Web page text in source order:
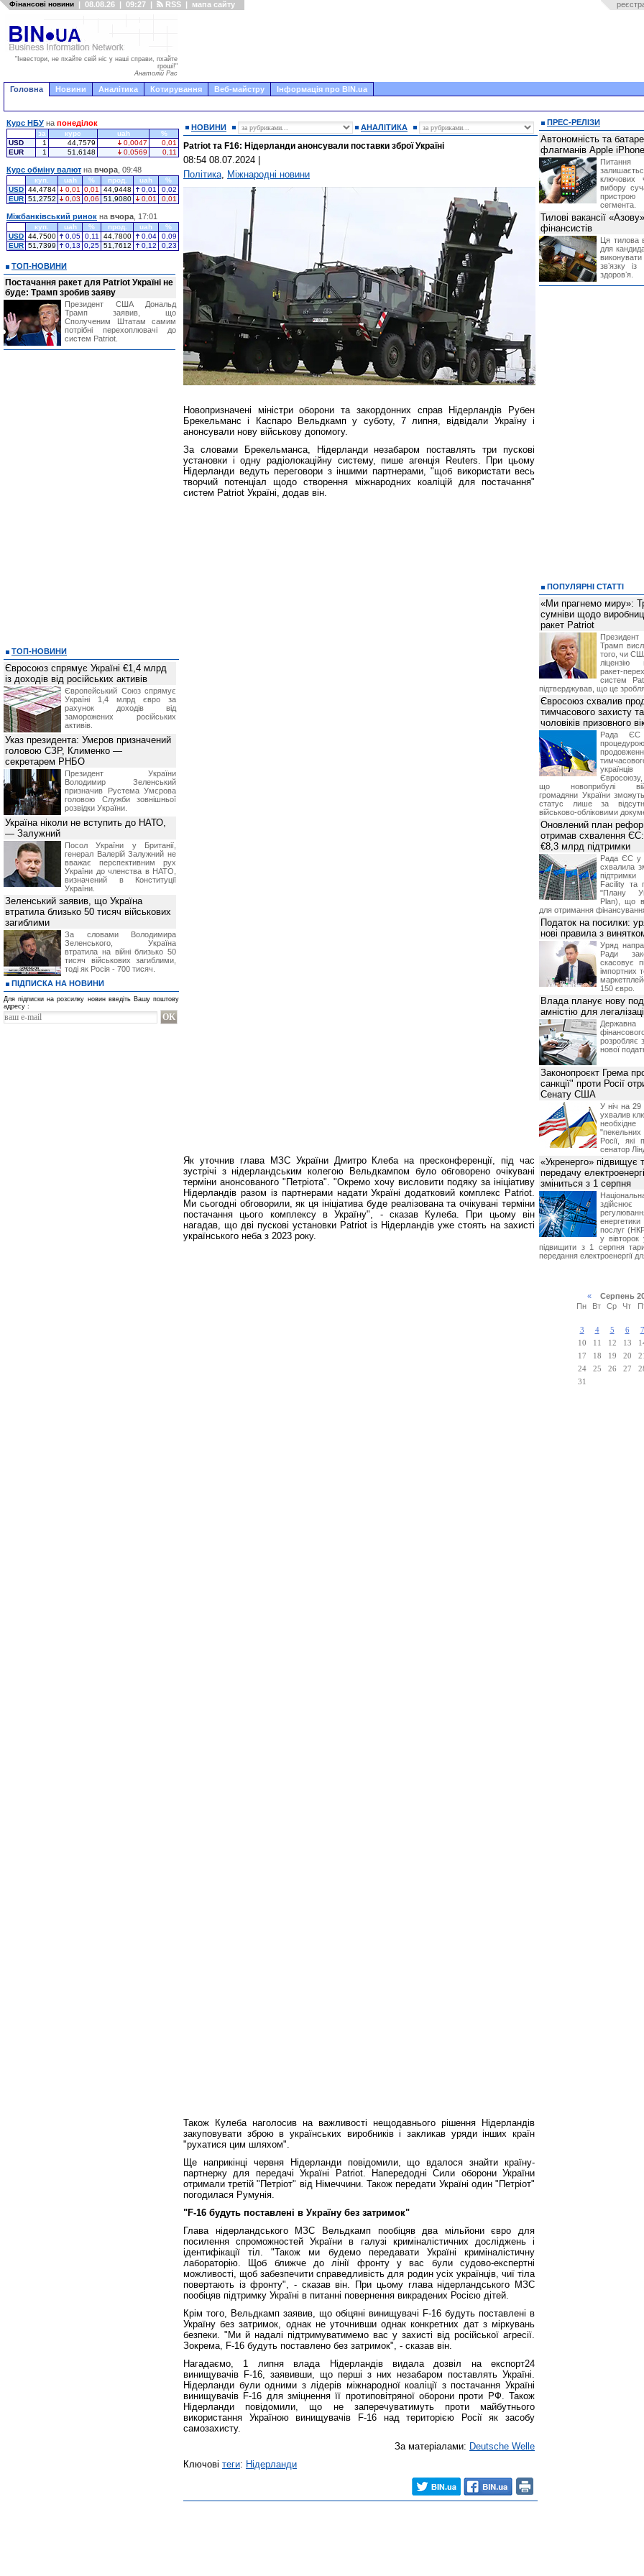
Фінансові новини | 08.08.26 | 09:27 | RSS | мапа сайту
"Інвестори, не пхайте свій ніс у наші справи, пхайте
гроші!"
Анатолій Рас
Головна Новини Аналітика Котирування Веб-майстру Інформація про BIN.ua
НОВИНИ АНАЛІТИКА
Patriot та F16: Нідерланди анонсували поставки зброї Україні
08:54 08.07.2024
Політика, Міжнародні новини
Новопризначені міністри оборони та закордонних справ Нідерландів Рубен
Брекельманс і Каспаро Вельдкамп у суботу, 7 липня, відвідали Україну і
анонсували нову військову допомогу.
За словами Брекельманса, Нідерланди незабаром поставлять три пускові
установки і одну радіолокаційну систему, пише агенція Reuters. При цьому
Нідерланди ведуть переговори з іншими партнерами, "щоб використати весь
творчий потенціал щодо створення міжнародних коаліцій для постачання"
систем Patriot Україні, додав він.
Як уточнив глава МЗС України Дмитро Клеба на пресконференції, під час
зустрічі з нідерландським колегою Вельдкампом було обговорено очікувані
терміни анонсованого "Петріота". "Окремо хочу висловити подяку за ініціативу
Нідерландів разом із партнерами надати Україні додатковий комплекс Patriot.
Ми сьогодні обговорили, як ця ініціатива буде реалізована та очікувані терміни
постачання цього комплексу в Україну", - сказав Кулеба. При цьому він
нагадав, що дві пускові установки Patriot із Нідерландів уже стоять на захисті
українського неба з 2023 року.
Також Кулеба наголосив на важливості нещодавнього рішення Нідерландів
закуповувати зброю в українських виробників і закликав уряди інших країн
"рухатися цим шляхом".
Ще наприкінці червня Нідерланди повідомили, що вдалося знайти країну-
партнерку для передачі Україні Patriot. Напередодні Сили оборони України
отримали третій "Петріот" від Німеччини. Також передати Україні один "Петріот"
погодилася Румунія.
"F-16 будуть поставлені в Україну без затримок"
Глава нідерландського МЗС Вельдкамп пообіцяв два мільйони євро для
посилення спроможностей України в галузі криміналістичних досліджень і
ідентифікації тіл. "Також ми будемо передавати Україні криміналістичну
лабораторію. Щоб ближче до лінії фронту у вас були судово-експертні
можливості, щоб забезпечити справедливість для родин усіх українців, чиї тіла
повертають із фронту", - сказав він. При цьому глава нідерландського МЗС
пообіцяв підтримку Україні в питанні повернення викрадених Росією дітей.
Крім того, Вельдкамп заявив, що обіцяні винищувачі F-16 будуть поставлені в
Україну без затримок, однак не уточнивши однак конкретних дат з міркувань
безпеки. "Ми й надалі підтримуватимемо вас у захисті від російської агресії.
Зокрема, F-16 будуть поставлено без затримок", - сказав він.
Нагадаємо, 1 липня влада Нідерландів видала дозвіл на експорт24
винищувачів F-16, заявивши, що перші з них незабаром поставлять Україні.
Нідерланди були одними з лідерів міжнародної коаліції з постачання Україні
винищувачів F-16 для зміцнення її протиповітряної оборони проти РФ. Також
Нідерланди повідомили, що не заперечуватимуть проти майбутнього
використання Україною винищувачів F-16 над територією Росії як засобу
самозахисту.
За матеріалами: Deutsche Welle
Ключові теги: Нідерланди
Курс НБУ на понеділок
за курс uah
%
USD
1 44,7579 0,0047
0,01
EUR
1 51,6148 0,0569 0,11
Курс обміну валют на вчора , 09:48
куп. uah % прод. uah
%
USD 44,4784 0,01 0,01 44,9448 0,01
0,02
EUR 51,2752 0,03 0,06 51,9080 0,01 0,01
Міжбанківський ринок на вчора , 17:01
куп. uah % прод. uah
%
USD 44,7500 0,05 0,11 44,7800 0,04
0,09
EUR 51,7399 0,13 0,25 51,7612 0,12 0,23
ТОП-НОВИНИ
Постачання ракет для Patriot Україні не
буде: Трамп зробив заяву
Президент США Дональд
Трамп заявив, що
Сполученим Штатам самим
потрібні перехоплювачі до
систем Patriot.
ТОП-НОВИНИ
Євросоюз спрямує Україні €1,4 млрд
із доходів від російських активів
Європейський Союз спрямує
Україні 1,4 млрд євро за
рахунок доходів від
заморожених російських
активів.
Указ президента: Умєров призначений
головою СЗР, Клименко —
секретарем РНБО
Президент України
Володимир Зеленський
призначив Pустема Умєрова
головою Служби зовнішньої
розвідки України.
Україна ніколи не вступить до НАТО,
— Залужний
Посол України у Британії,
генерал Валерій Залужний не
вважає перспективним рух
України до членства в НАТО,
визначений в Конституції
України.
Зеленський заявив, що Україна
втратила близько 50 тисяч військових
загиблими
За словами Володимира
Зеленського, Україна
втратила на війні близько 50
тисяч військових загиблими,
тоді як Росія - 700 тисяч.
ПІДПИСКА НА НОВИНИ
Для підписки на розсилку новин введіть Вашу поштову
адресу :
ПРЕС-РЕЛІЗИ
Автономність та
флагманів Apple
Питання
ключових
вибору
сегмента.
Тилові вакансії
фінансистів
Ця тилова
для
звʼязку
здоровʼя.
ПОПУЛЯРНІ СТАТТІ
«Ми прагнемо миру»:
сумніви щодо
ракет Patriot
Трамп
того, чи
ліцензію
ракет-
систем
підтверджував, що це
Євросоюз схвалив
тимчасового захисту
чоловіків призовного
Рада ЄС
Євросоюзу,
що новоприбулі
громадяни України
статус лише за
військово-обліковими
Оновлений план
отримав схвалення
€8,3 млрд підтримки
Рада ЄС у
схвалила
Facility та
"Плану
Plan), що
для отримання
Податок на посилки:
нові правила з
Уряд
Ради
скасовує
імпортних
150 євро.
Влада планує нову
амністію для
розробляє
нової
Законопроєкт Грема
санкції" проти Росії
Сенату США
У ніч на
ухвалив
Росії, які
сенатор
«Укренерго» підвищує
передачу
зміниться з 1 серпня
послуг
у вівторок
підвищити з 1 серпня
передання електроенергії
«Серпень
Пн
Вт Ср Чт
3
4 5 6 7
10
11 12 13
17
18 19 20 21
24
25 26 27
31